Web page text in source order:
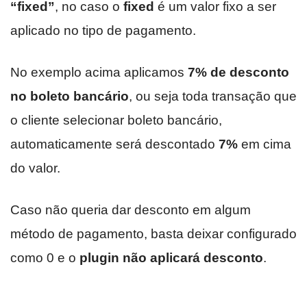
“fixed”, no caso o fixed é um valor fixo a ser
aplicado no tipo de pagamento.
No exemplo acima aplicamos 7% de desconto
no boleto bancário, ou seja toda transação que
o cliente selecionar boleto bancário,
automaticamente será descontado 7% em cima
do valor.
Caso não queria dar desconto em algum
método de pagamento, basta deixar configurado
como 0 e o plugin não aplicará desconto.